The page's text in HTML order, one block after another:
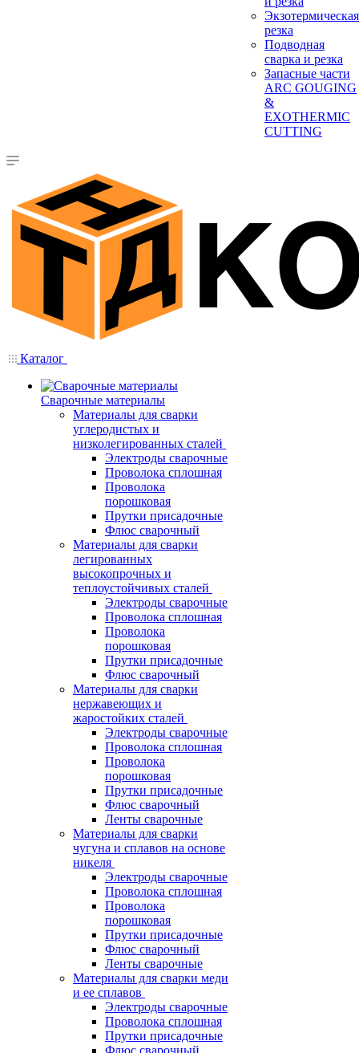
Экзотермическая
резка
Подводная
сварка и резка
Запасные части
ARC GOUGING
&
EXOTHERMIC
CUTTING
Каталог
Сварочные материалы
Материалы для сварки
углеродистых и
низколегированных сталей
Электроды сварочные
Проволока сплошная
Проволока
порошковая
Прутки присадочные
Флюс сварочный
Материалы для сварки
легированных
высокопрочных и
теплоустойчивых сталей
Электроды сварочные
Проволока сплошная
Проволока
порошковая
Прутки присадочные
Флюс сварочный
Материалы для сварки
нержавеющих и
жаростойких сталей
Электроды сварочные
Проволока сплошная
Проволока
порошковая
Прутки присадочные
Флюс сварочный
Ленты сварочные
Материалы для сварки
чугуна и сплавов на основе
никеля
Электроды сварочные
Проволока сплошная
Проволока
порошковая
Прутки присадочные
Флюс сварочный
Ленты сварочные
Материалы для сварки меди
и ее сплавов
Электроды сварочные
Проволока сплошная
Прутки присадочные
Флюс сварочный